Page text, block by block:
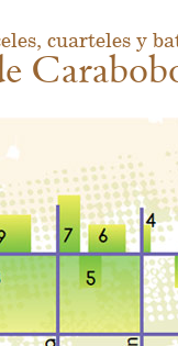
cuarteles y